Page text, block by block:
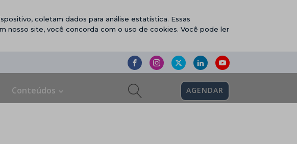
coletam dados para análise estatística. Essas
nosso site, você concorda com o uso de cookies. Você pode ler
Conteúdos AGENDAR